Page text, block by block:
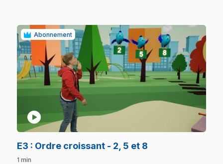
Abonnement
play_circle
E3 : Ordre croissant - 2, 5 et 8
1 min